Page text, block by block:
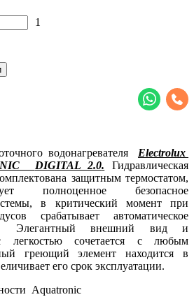
1
водонагревателя Electrolux
DIGITAL 2.0. Гидравлическая
защитным термостатом,
полноценное безопасное
в критический момент при
срабатывает автоматическое
Элегантный внешний вид и
легкостью сочетается с любым
греющий элемент находится в
его срок эксплуатации.
Aquatronic